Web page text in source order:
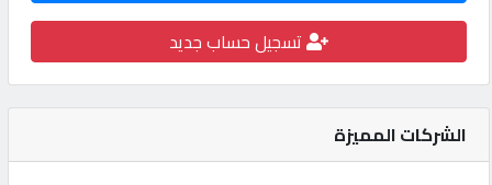
كيو
كيو
ماركت
تسجيل حساب جديد
الشركات المميزة